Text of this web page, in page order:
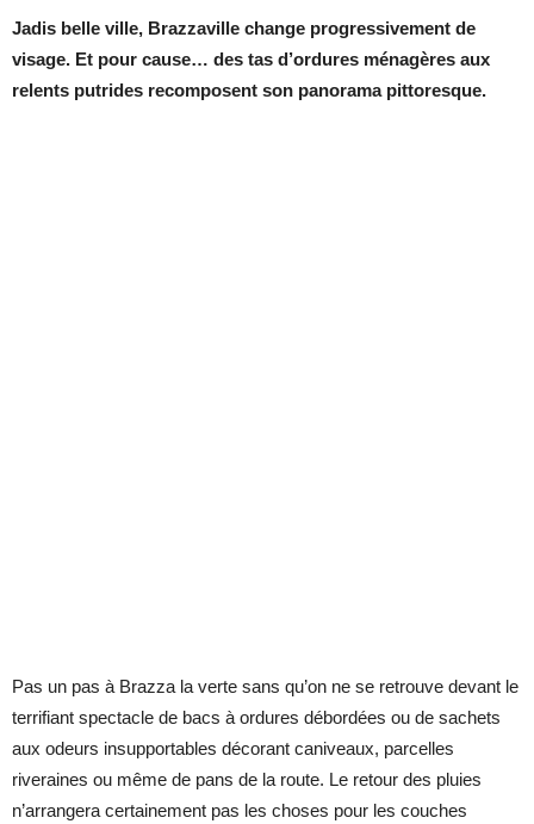
Jadis belle ville, Brazzaville change progressivement de
visage. Et pour cause… des tas d’ordures ménagères aux
relents putrides recomposent son panorama pittoresque.
Pas un pas à Brazza la verte sans qu’on ne se retrouve devant le
terrifiant spectacle de bacs à ordures débordées ou de sachets
aux odeurs insupportables décorant caniveaux, parcelles
riveraines ou même de pans de la route. Le retour des pluies
n’arrangera certainement pas les choses pour les couches